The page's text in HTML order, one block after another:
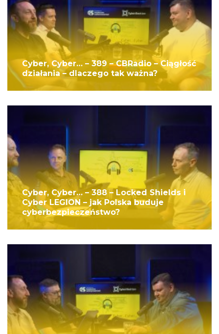
Cyber, Cyber… – 389 – CBRadio – Ciągłość
działania – dlaczego tak ważna?
Cyber, Cyber… – 388 – Locked Shields i
Cyber LEGION – jak Polska buduje
cyberbezpieczeństwo?